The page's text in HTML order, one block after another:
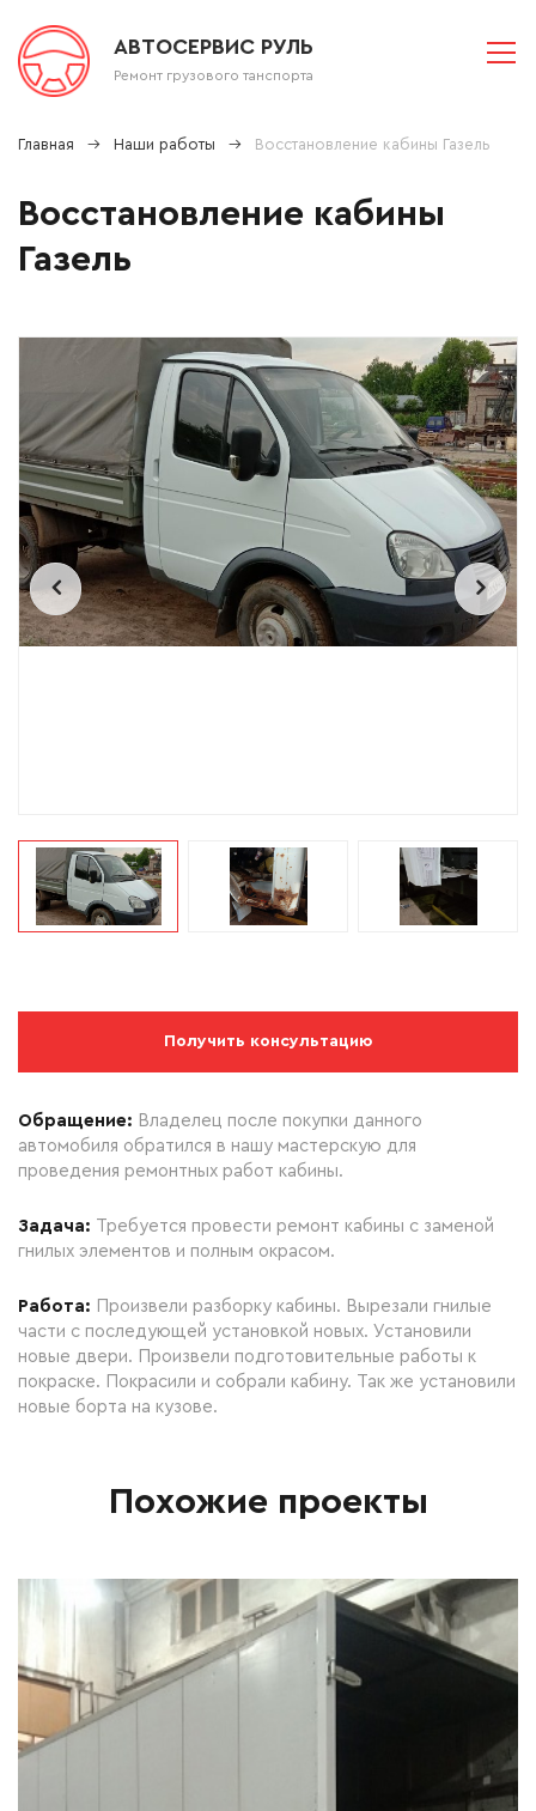
АВТОСЕРВИС РУЛЬ
Ремонт грузового танспорта
Главная Наши работы Восстановление кабины Газель
Восстановление кабины
Газель
Получить консультацию
Обращение: Владелец после покупки данного
автомобиля обратился в нашу мастерскую для
проведения ремонтных работ кабины.
Задача:
Требуется провести ремонт кабины с заменой
гнилых элементов и полным окрасом.
Работа: Произвели разборку кабины. Вырезали гнилые
части с последующей установкой новых. Установили
новые двери. Произвели подготовительные работы к
покраске. Покрасили и собрали кабину. Так же установили
новые борта на кузове.
Похожие проекты